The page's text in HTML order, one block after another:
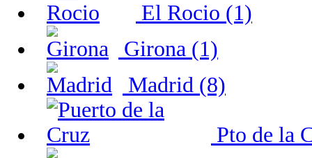
El Rocio (1)
Girona (1)
Madrid (8)
Pto de la